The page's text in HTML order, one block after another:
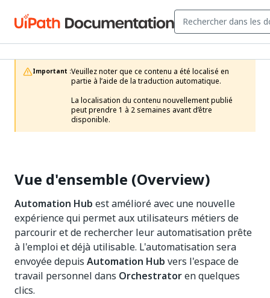
Important :Veuillez noter que ce contenu a été localisé en
partie à l’aide de la traduction automatique.
La localisation du contenu nouvellement publié
peut prendre 1 à 2 semaines avant d’être
disponible.
Vue d'ensemble (Overview)
Automation Hub est amélioré avec une nouvelle
expérience qui permet aux utilisateurs métiers de
parcourir et de rechercher leur automatisation prête
à l'emploi et déjà utilisable. L'automatisation sera
envoyée depuis Automation Hub vers l'espace de
travail personnel dans Orchestratoren quelques
clics.